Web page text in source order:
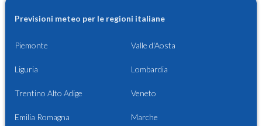
Previsioni meteo per le regioni italiane
Piemonte Valle d'Aosta
Liguria Lombardia
Trentino Alto Adige Veneto
Emilia Romagna Marche